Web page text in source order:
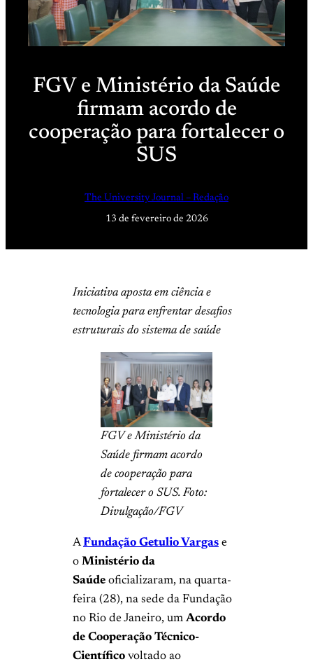
FGV e Ministério da Saúde
firmam acordo de
cooperação para fortalecer o
SUS
The University Journal – Redação
13 de fevereiro de 2026
Iniciativa aposta em ciência e
tecnologia para enfrentar desafios
estruturais do sistema de saúde
FGV e Ministério da
Saúde firmam acordo
de cooperação para
fortalecer o SUS. Foto:
Divulgação/FGV
AFundação Getulio Vargas e
o Ministério da
Saúde oficializaram, na quarta-
feira (28), na sede da Fundação
no Rio de Janeiro, um Acordo
de Cooperação Técnico-
Científico voltado ao